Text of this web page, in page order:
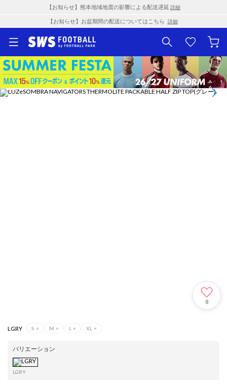
【お知らせ】熊本地域地震の影響による配送遅延 詳細
【お知らせ】お盆期間の配送についてはこちら 詳細
1/ 16
8
LGRY S × M × L × XL ×
バリエーション
LGRY